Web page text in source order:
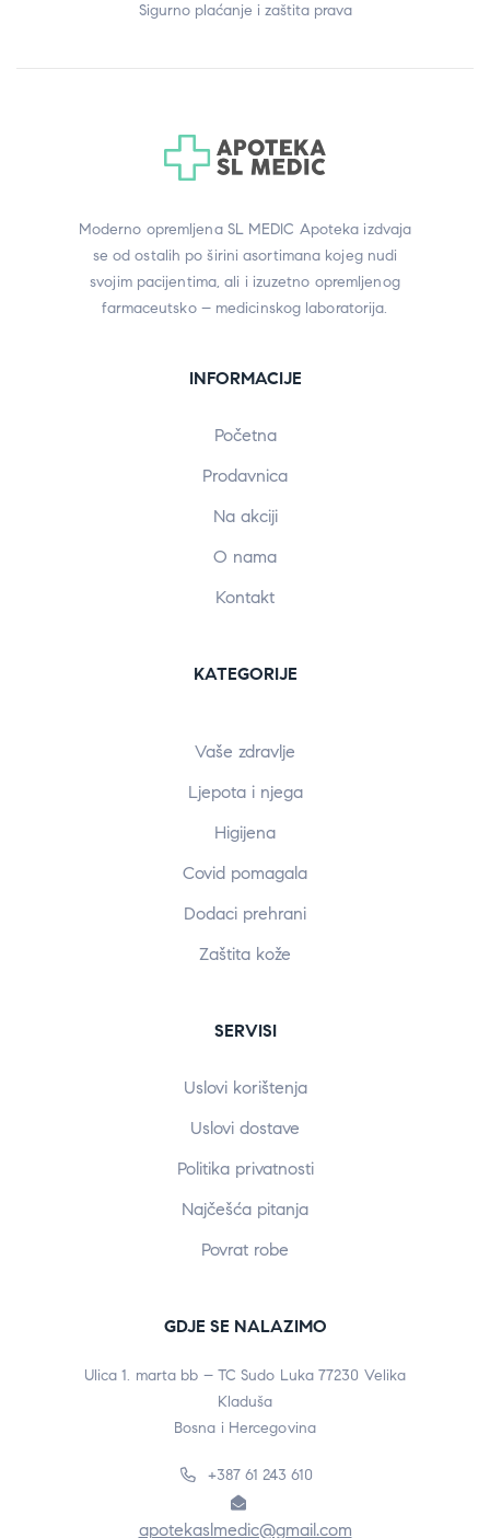
Sigurno plaćanje i zaštita prava
Moderno opremljena SL MEDIC Apoteka izdvaja
se od ostalih po širini asortimana kojeg nudi
svojim pacijentima, ali i izuzetno opremljenog
farmaceutsko – medicinskog laboratorija.
INFORMACIJE
Početna
Prodavnica
Na akciji
O nama
Kontakt
KATEGORIJE
Vaše zdravlje
Ljepota i njega
Higijena
Covid pomagala
Dodaci prehrani
Zaštita kože
SERVISI
Uslovi korištenja
Uslovi dostave
Politika privatnosti
Najčešća pitanja
Povrat robe
GDJE SE NALAZIMO
Ulica 1. marta bb – TC Sudo Luka 77230 Velika
Kladuša
Bosna i Hercegovina
+387 61 243 610
apotekaslmedic@gmail.com